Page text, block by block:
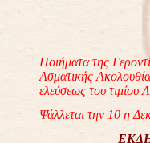
Ποιήματα της
Ασματικής
ελεύσεως του τιμίου
Ψάλλεται την 10 η